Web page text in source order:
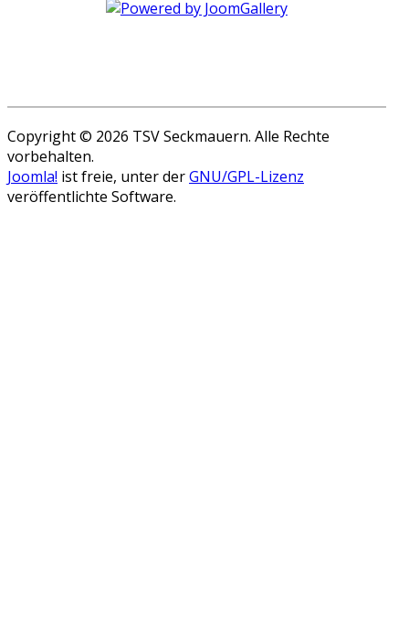
Copyright © 2026 TSV Seckmauern. Alle Rechte
vorbehalten.
Joomla! ist freie, unter derGNU/GPL-Lizenz
veröffentlichte Software.